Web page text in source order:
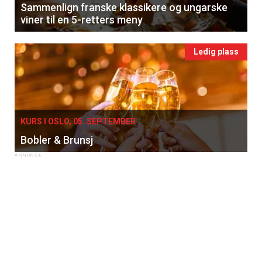
Sammenlign franske klassikere og ungarske
viner til en 5-retters meny
Ledig plass
KURS I OSLO, 05. SEPTEMBER
Bobler & Brunsj